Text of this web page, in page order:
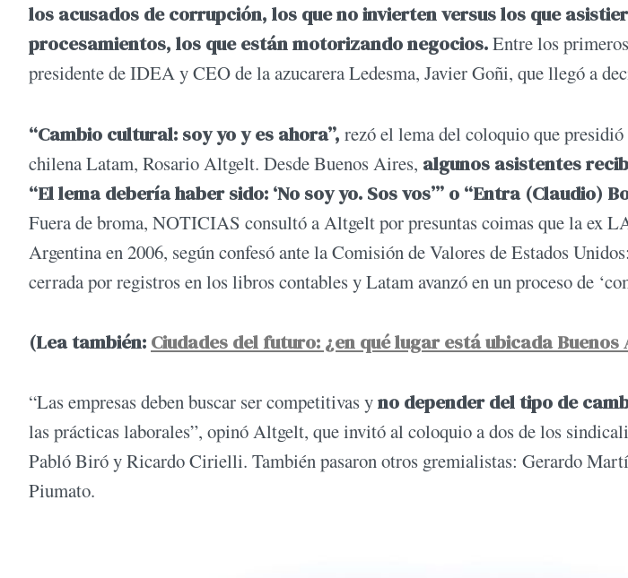
los acusados de corrupción, los que no invierten versus los que
procesamientos, los que están motorizando negocios.Entre los
presidente de IDEA y CEO de la azucarera Ledesma, Javier Goñi, que llegó a
“Cambio cultural: soy yo y es ahora”, rezó el lema del coloquio que
chilena Latam, Rosario Altgelt. Desde Buenos Aires, algunos asistentes
“El lema debería haber sido: ‘No soy yo. Sos vos’” o “Entra (Claudio)
Fuera de broma, NOTICIAS consultó a Altgelt por presuntas coimas que la ex
Argentina en 2006, según confesó ante la Comisión de Valores de Estados
cerrada por registros en los libros contables y Latam avanzó en un proceso de
(Lea también: Ciudades del futuro: ¿en qué lugar está ubicada
“Las empresas deben buscar ser competitivas yno depender del tipo de
las prácticas laborales”, opinó Altgelt, que invitó al coloquio a dos de los
Pabló Biró y Ricardo Cirielli. También pasaron otros gremialistas: Gerardo
Piumato.